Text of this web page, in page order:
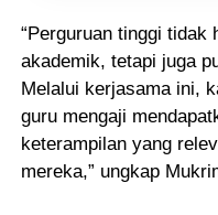
“Perguruan tinggi tidak
akademik, tetapi juga
Melalui kerjasama ini,
guru mengaji
keterampilan yang
mereka,” ungkap